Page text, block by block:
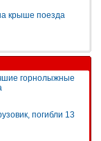
крыше поезда
горнолыжные
погибли 13